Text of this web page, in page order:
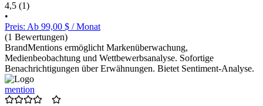
4,5 (1)
•
Preis: Ab 99,00 $ / Monat
(1 Bewertungen)
BrandMentions ermöglicht Markenüberwachung,
Medienbeobachtung und Wettbewerbsanalyse. Sofortige
Benachrichtigungen über Erwähnungen. Bietet Sentiment-Analyse.
mention